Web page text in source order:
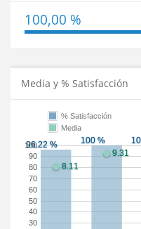
100,00 %
Media y % Satisfacción
30
40
50
60
70
80
90
100
% Satisfacción
Media